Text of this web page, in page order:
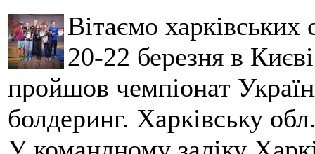
Вітаємо
20-22 березня в
пройшов чемпіонат
болдеринг. Харківську